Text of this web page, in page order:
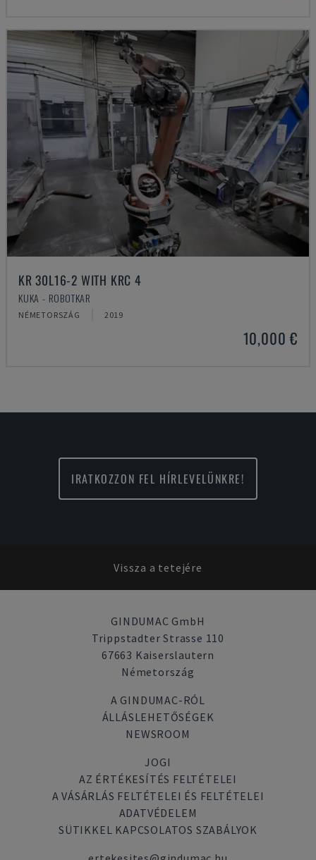
KR 30L16-2 WITH KRC 4
KUKA - ROBOTKAR
NÉMETORSZÁG 2019
10,000 €
IRATKOZZON FEL HÍRLEVELÜNKRE!
Vissza a tetejére
GINDUMAC GmbH
Trippstadter Strasse 110
67663 Kaiserslautern
Németország
A GINDUMAC-RÓL
ÁLLÁSLEHETŐSÉGEK
NEWSROOM
JOGI
AZ ÉRTÉKESÍTÉS FELTÉTELEI
A VÁSÁRLÁS FELTÉTELEI ÉS FELTÉTELEI
ADATVÉDELEM
SÜTIKKEL KAPCSOLATOS SZABÁLYOK